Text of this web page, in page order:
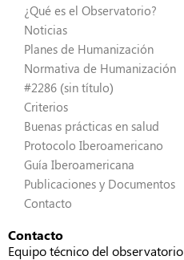
¿Qué es el Observatorio?
Noticias
Planes de Humanización
Normativa de Humanización
#2286 (sin título)
Criterios
Buenas prácticas en salud
Protocolo Iberoamericano
Guía Iberoamericana
Publicaciones y Documentos
Contacto
Contacto
Equipo técnico del observatorio